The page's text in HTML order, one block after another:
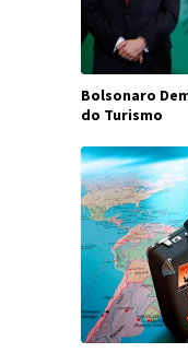
Bolsonaro
do Turismo